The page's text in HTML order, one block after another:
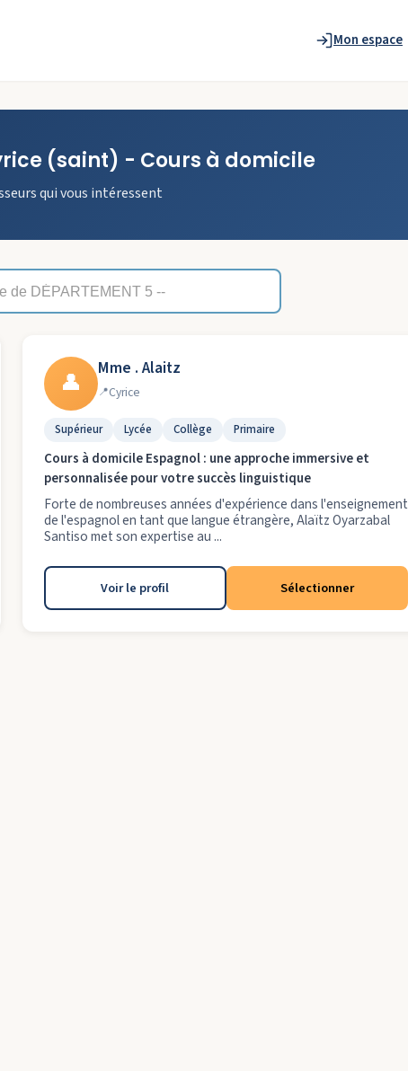
Mon espace
(saint) - Cours à domicile
qui vous intéressent
👤 Mme . Alaitz
Cyrice
Supérieur Lycée Collège Primaire
Cours à domicile Espagnol : une approche immersive et
personnalisée pour votre succès linguistique
Forte de nombreuses années d'expérience dans l'enseignement
de l'espagnol en tant que langue étrangère, Alaïtz Oyarzabal
Santiso met son expertise au ...
Voir le profil Sélectionner